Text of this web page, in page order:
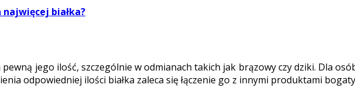
białka?
jego ilość, szczególnie w odmianach takich jak brązowy czy dziki. Dla
odpowiedniej ilości białka zaleca się łączenie go z innymi produktami